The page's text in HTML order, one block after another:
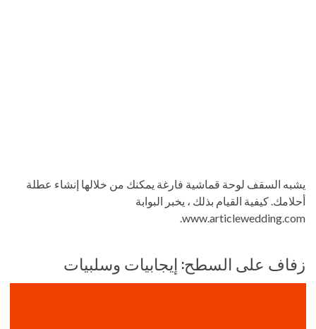
يشبه السقف لوحة قماشية فارغة يمكنك من خلالها إنشاء عطلة
أحلامك. كيفية القيام بذلك ، يخبر البوابة
www.articlewedding.com.
زفاف على السطح: إيجابيات وسلبيات